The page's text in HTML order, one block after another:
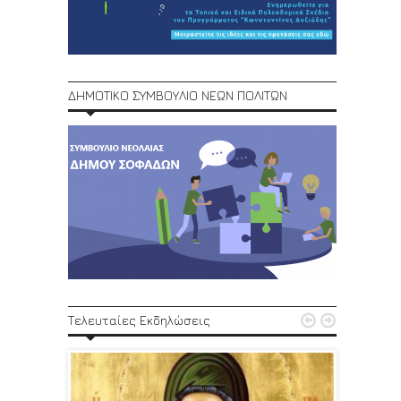
ΔΗΜΟΤΙΚΟ ΣΥΜΒΟΥΛΙΟ ΝΕΩΝ ΠΟΛΙΤΩΝ
Τελευταίες Εκδηλώσεις  